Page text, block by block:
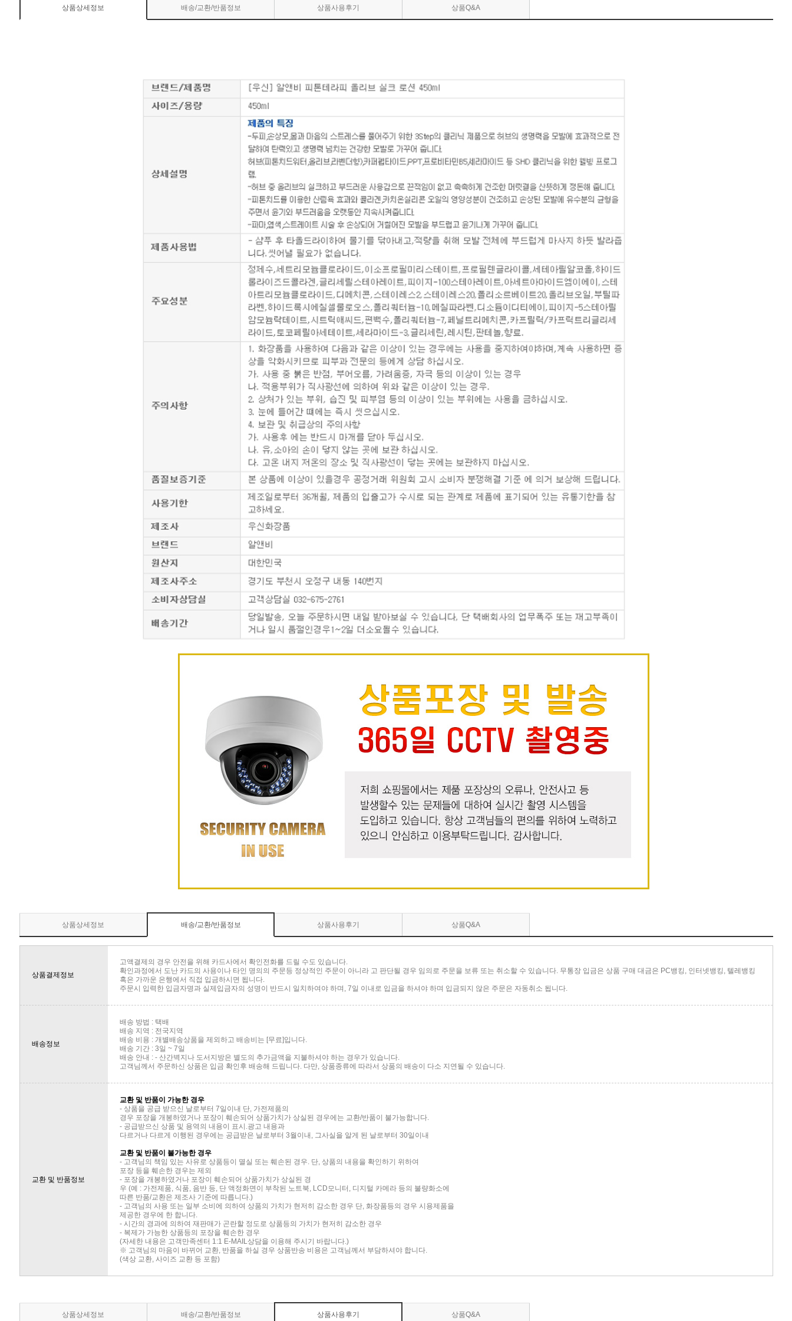
상품상세정보 배송/교환/반품정보 상품사용후기 상품Q&A
상품상세정보 배송/교환/반품정보 상품사용후기 상품Q&A
상품결제정보
고액결제의 경우 안전을 위해 카드사에서 확인전화를 드릴 수도 있습니다.
확인과정에서 도난 카드의 사용이나 타인 명의의 주문등 정상적인 주문이 아니라 고 판단될 경우 임의로 주문을 보류 또는 취소할 수 있습니다. 무통장 입금은 상품 구매 대금은 PC뱅킹, 인터넷뱅킹, 텔레뱅킹
혹은 가까운 은행에서 직접 입금하시면 됩니다.
주문시 입력한 입금자명과 실제입금자의 성명이 반드시 일치하여야 하며, 7일 이내로 입금을 하셔야 하며 입금되지 않은 주문은 자동취소 됩니다.
배송정보
배송 방법 : 택배
배송 지역 : 전국지역
배송 비용 : 개별배송상품을 제외하고 배송비는 [무료]입니다.
배송 기간 : 3일 ~ 7일
배송 안내 : - 산간벽지나 도서지방은 별도의 추가금액을 지불하셔야 하는 경우가 있습니다.
고객님께서 주문하신 상품은 입금 확인후 배송해 드립니다. 다만, 상품종류에 따라서 상품의 배송이 다소 지연될 수 있습니다.
교환 및 반품정보
교환 및 반품이 가능한 경우
- 상품을 공급 받으신 날로부터 7일이내 단, 가전제품의
경우 포장을 개봉하였거나 포장이 훼손되어 상품가치가 상실된 경우에는 교환/반품이 불가능합니다.
- 공급받으신 상품 및 용역의 내용이 표시.광고 내용과
다르거나 다르게 이행된 경우에는 공급받은 날로부터 3월이내, 그사실을 알게 된 날로부터 30일이내
교환 및 반품이 불가능한 경우
- 고객님의 책임 있는 사유로 상품등이 멸실 또는 훼손된 경우. 단, 상품의 내용을 확인하기 위하여
포장 등을 훼손한 경우는 제외
- 포장을 개봉하였거나 포장이 훼손되어 상품가치가 상실된 경
우 (예 : 가전제품, 식품, 음반 등, 단 액정화면이 부착된 노트북, LCD모니터, 디지털 카메라 등의 불량화소에
따른 반품/교환은 제조사 기준에 따릅니다.)
- 고객님의 사용 또는 일부 소비에 의하여 상품의 가치가 현저히 감소한 경우 단, 화장품등의 경우 시용제품을
제공한 경우에 한 합니다.
- 시간의 경과에 의하여 재판매가 곤란할 정도로 상품등의 가치가 현저히 감소한 경우
- 복제가 가능한 상품등의 포장을 훼손한 경우
(자세한 내용은 고객만족센터 1:1 E-MAIL상담을 이용해 주시기 바랍니다.)
※ 고객님의 마음이 바뀌어 교환, 반품을 하실 경우 상품반송 비용은 고객님께서 부담하셔야 합니다.
(색상 교환, 사이즈 교환 등 포함)
상품상세정보 배송/교환/반품정보 상품사용후기 상품Q&A